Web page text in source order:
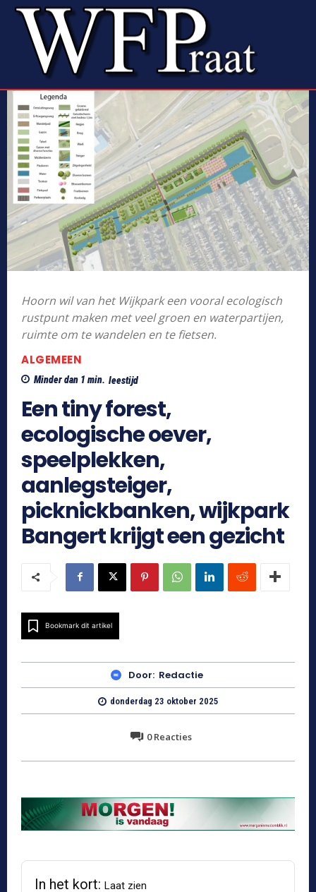
Hoorn wil van het Wijkpark een vooral ecologisch
rustpunt maken met veel groen en waterpartijen,
ruimte om te wandelen en te fietsen.
ALGEMEEN
Minder dan 1 min. leestijd
Een tiny forest,
ecologische oever,
speelplekken,
aanlegsteiger,
picknickbanken, wijkpark
Bangert krijgt een gezicht
Bookmark dit artikel
Door: Redactie
donderdag 23 oktober 2025
0Reacties
In het kort: Laat zien